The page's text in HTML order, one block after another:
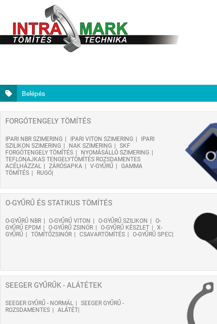
Belépés
FORGÓTENGELY TÖMÍTÉS
IPARI NBR SZIMERING IPARI VITON SZIMERING
IPARI
SZILIKON SZIMERING
NAK SZIMERING
SKF
FORGÓTENGELY TÖMÍTÉS
NYOMÁSÁLLÓ SZIMERING
TEFLONAJKAS TENGELYTÖMÍTÉS ROZSDAMENTES
ACÉLHÁZZAL
ZÁRÓSAPKA V-GYŰRŰ
GAMMA
TÖMÍTÉS
RUGÓ
O-GYŰRŰ ÉS STATIKUS TÖMÍTÉS
O-GYŰRŰ NBR O-GYŰRŰ VITON O-GYŰRŰ SZILIKON
O-
GYŰRŰ EPDM
O-GYŰRŰ ZSINÓR O-GYŰRŰ KÉSZLET
X-
GYŰRŰ
TÖMÍTŐZSINÓR CSAVARTÖMÍTÉS O-GYŰRŰ SPEC
SEEGER GYŰRŰK - ALÁTÉTEK
SEEGER GYŰRŰ - NORMÁL
SEEGER GYŰRŰ -
ROZSDAMENTES
ALÁTÉT